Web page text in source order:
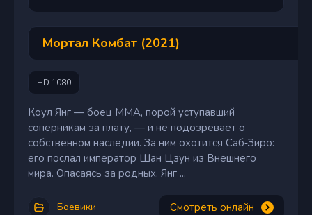
Мортал Комбат (2021)
HD 1080
Коул Янг — боец ММА, порой уступавший
соперникам за плату, — и не подозревает о
собственном наследии. За ним охотится Саб‑Зиро:
его послал император Шан Цзун из Внешнего
мира. Опасаясь за родных, Янг ...
Боевики Смотреть онлайн